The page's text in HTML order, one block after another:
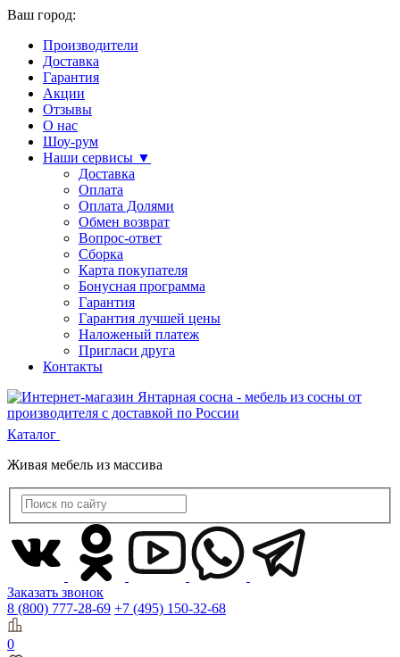
Ваш город:
Производители
Доставка
Гарантия
Акции
Отзывы
О нас
Шоу-рум
Наши сервисы ▼
Доставка
Оплата
Оплата Долями
Обмен возврат
Вопрос-ответ
Сборка
Карта покупателя
Бонусная программа
Гарантия
Гарантия лучшей цены
Наложеный платеж
Пригласи друга
Контакты
Каталог
Живая мебель из массива
Заказать звонок
8 (800) 777-28-69 +7 (495) 150-32-68
0